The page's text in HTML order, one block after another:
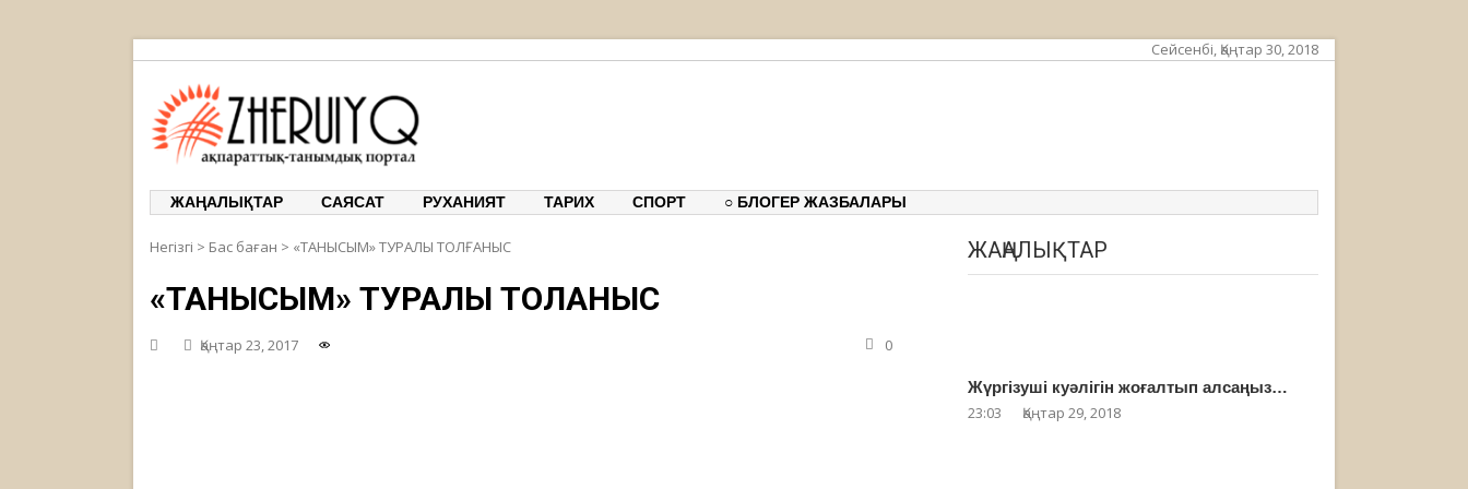
Сейсенбі, Қаңтар 30, 2018
ЖАҢАЛЫҚТАР САЯСАТ РУХАНИЯТ ТАРИХ СПОРТ ○ БЛОГЕР ЖАЗБАЛАРЫ
Негізгі > Бас баған > «ТАНЫСЫМ» ТУРАЛЫ ТОЛҒАНЫС
«ТАНЫСЫМ» ТУРАЛЫ ТОЛҒАНЫС
Қаңтар 23, 2017 0
ЖАҢАЛЫҚТАР
Жүргізуші куәлігін жоғалтып алсаңыз…
23:03 Қаңтар 29, 2018